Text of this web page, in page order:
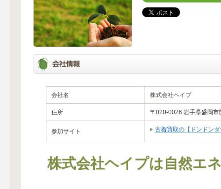
会社名 株式会社ヘイプ
住所 〒020-0026 岩手県盛岡市
参加サイト 古着買取の【ドンドン
株式会社ヘイプは自然エ